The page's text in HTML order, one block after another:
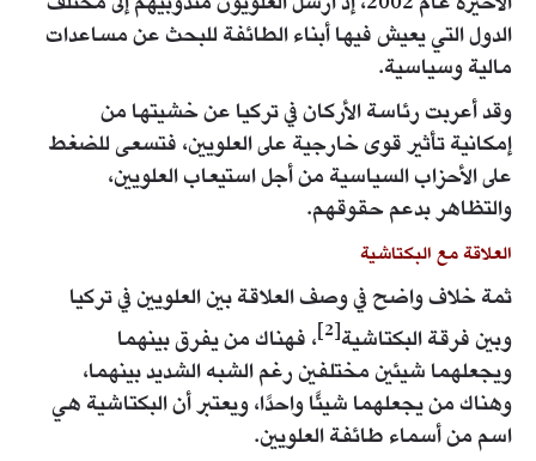
الدول التي يعيش فيها أبناء الطائفة للبحث عن مساعدات
مالية وسياسية.
وقد أعربت رئاسة الأركان في تركيا عن خشيتها من
إمكانية تأثير قوى خارجية على العلويين، فتسعى للضغط
على الأحزاب السياسية من أجل استيعاب العلويين،
والتظاهر بدعم حقوقهم.
العلاقة مع البكتاشية
ثمة خلاف واضح في وصف العلاقة بين العلويين في تركيا
وبين فرقة البكتاشية[2] ، فهناك من يفرق بينهما
ويجعلهما شيئين مختلفين رغم الشبه الشديد بينهما،
وهناك من يجعلهما شيئًا واحدًا، ويعتبر أن البكتاشية هي
اسم من أسماء طائفة العلويين.